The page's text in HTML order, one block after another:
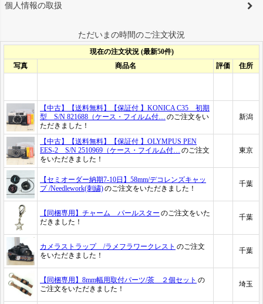
個人情報の取扱
ただいまの時間のご注文状況